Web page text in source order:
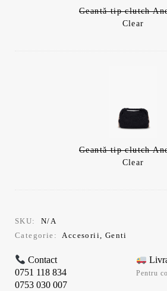
Geantă tip clutch
Clear
Geantă tip clutch
Clear
SKU:
N/A
Categorie:
Accesorii, Genti
Contact
0751 118 834
0753 030 007
Pentru